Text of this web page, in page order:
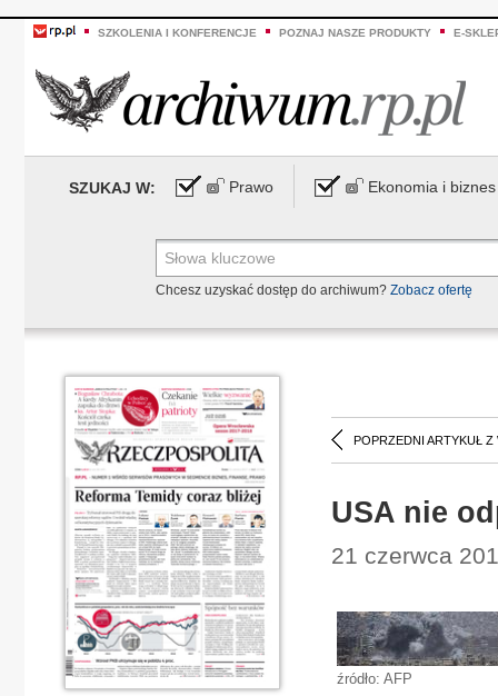
SZKOLENIA I KONFERENCJE POZNAJ NASZE PRODUKTY E-
SZUKAJ W: Prawo Ekonomia i biznes
Chcesz uzyskać dostęp do archiwum? Zobacz ofertę
POPRZEDNI ARTYKUŁ Z
USA nie
21 czerwca
źródło: AFP